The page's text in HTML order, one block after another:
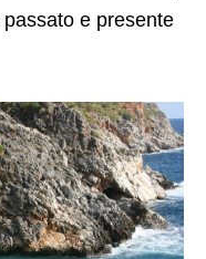
e presente